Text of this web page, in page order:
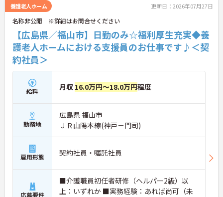
養護老人ホーム 更新日：2026年07月27日
名称非公開 ※詳細はお問合せください
【広島県／福山市】日勤のみ☆福利厚生充実◆養
護老人ホームにおける支援員のお仕事です♪＜契
約社員＞
給料 月収 16.0万円～18.0万円程度
勤務地
広島県 福山市
ＪＲ山陽本線(神戸－門司)
雇用形態 契約社員・嘱託社員
応募要件
■介護職員初任者研修（ヘルパー2級）以
上：いずれか ■実務経験：あれば尚可（未